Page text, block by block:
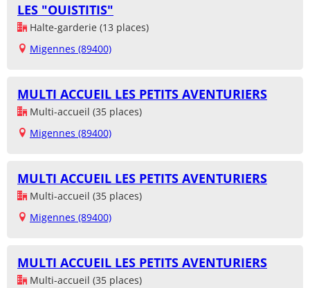
LES "OUISTITIS"
Halte-garderie (13 places)
Migennes (89400)
MULTI ACCUEIL LES PETITS AVENTURIERS
Multi-accueil (35 places)
Migennes (89400)
MULTI ACCUEIL LES PETITS AVENTURIERS
Multi-accueil (35 places)
Migennes (89400)
MULTI ACCUEIL LES PETITS AVENTURIERS
Multi-accueil (35 places)